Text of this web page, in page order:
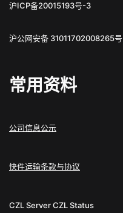
沪ICP备20015193号-3
沪公网安备 31011702008265号
常用资料
公司信息公示
快件运输条款与协议
CZL ServerCZL Status